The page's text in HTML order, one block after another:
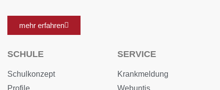
mehr erfahren
SCHULE
Schulkonzept
SERVICE
Krankmeldung